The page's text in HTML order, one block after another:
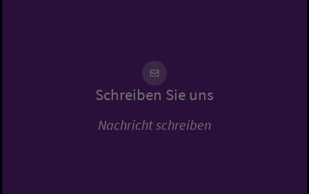
Schreiben Sie uns
Nachricht schreiben